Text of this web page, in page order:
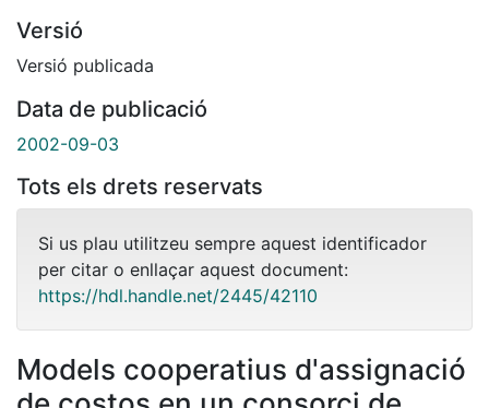
Versió
Versió publicada
Data de publicació
2002-09-03
Tots els drets reservats
Si us plau utilitzeu sempre aquest identificador
per citar o enllaçar aquest document:
https://hdl.handle.net/2445/42110
Models cooperatius d'assignació